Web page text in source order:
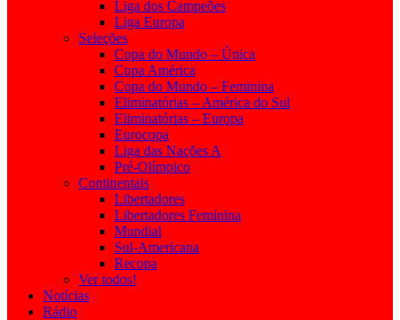
Liga dos Campeões
Liga Europa
Seleções
Copa do Mundo – Única
Copa América
Copa do Mundo – Feminina
Eliminatórias – América do Sul
Eliminatórias – Europa
Eurocopa
Liga das Nações A
Pré-Olímpico
Continentais
Libertadores
Libertadores Feminina
Mundial
Sul-Americana
Recopa
Ver todos!
Notícias
Rádio